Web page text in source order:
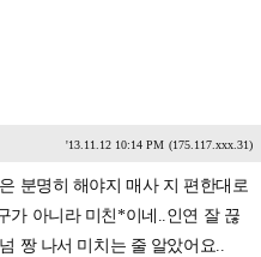
'13.11.12 10:14 PM (175.117.xxx.31)
분명히 해야지 매사 지 편한대로
가 아니라 미친*이네..인연 잘 끊
짱 나서 미치는 줄 알았어요..